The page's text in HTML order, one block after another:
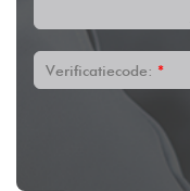
Verificatiecode: *